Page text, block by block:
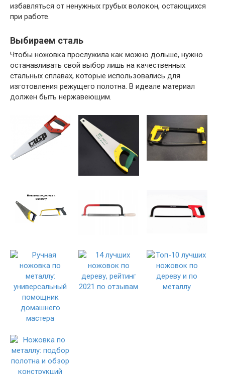
избавляться от ненужных грубых волокон, остающихся
при работе.
Выбираем сталь
Чтобы ножовка прослужила как можно дольше, нужно
останавливать свой выбор лишь на качественных
стальных сплавах, которые использовались для
изготовления режущего полотна. В идеале материал
должен быть нержавеющим.